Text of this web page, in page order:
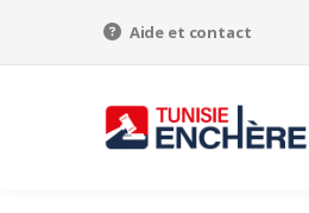
Aide et contact